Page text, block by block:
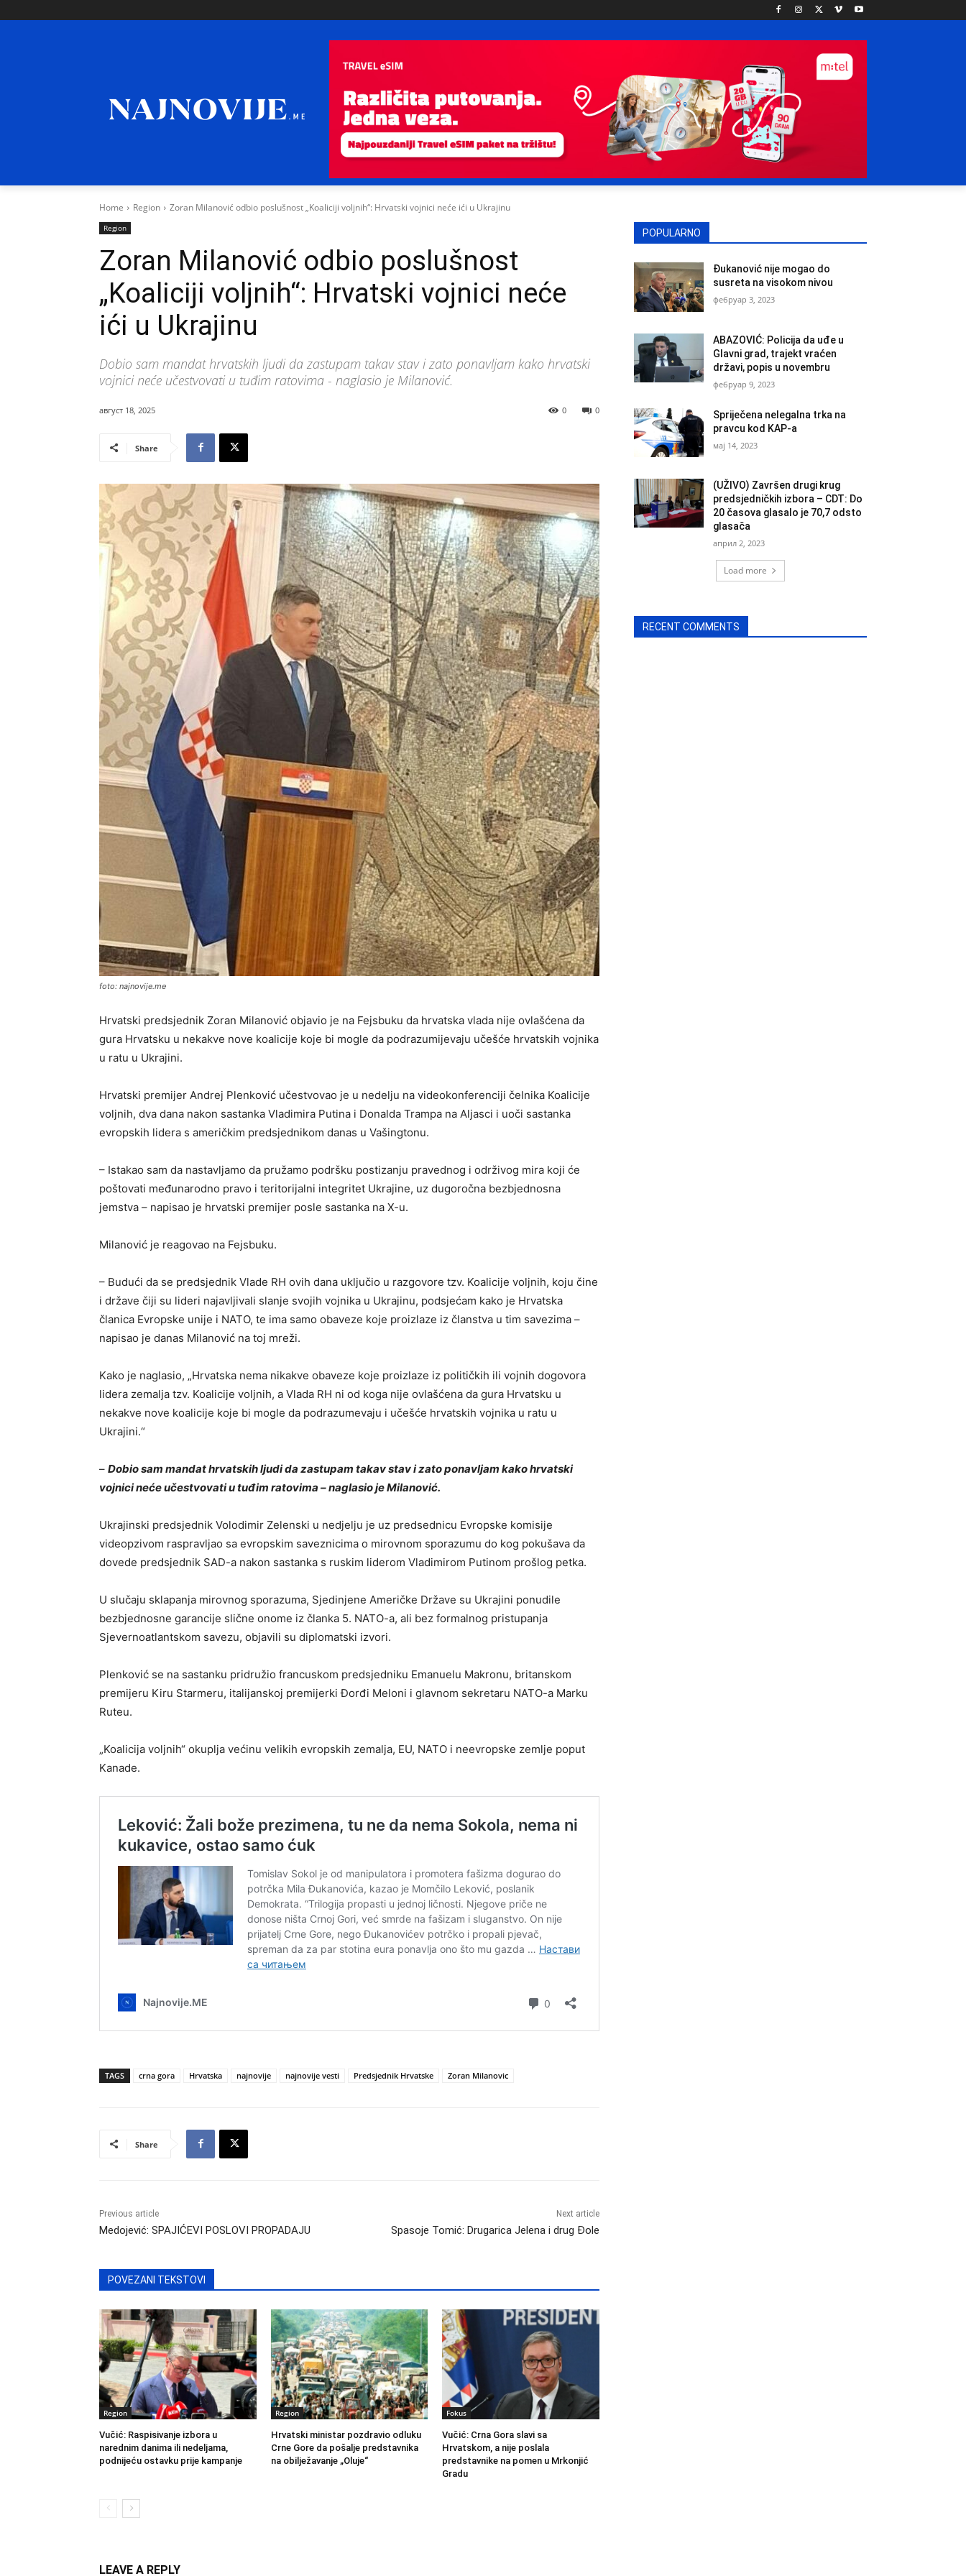
Home Region Zoran Milanović odbio poslušnost „Koaliciji voljnih“: Hrvatski vojnici neće ići u Ukrajinu
Region
Zoran Milanović odbio poslušnost
„Koaliciji voljnih“: Hrvatski vojnici neće
ići u Ukrajinu
Dobio sam mandat hrvatskih ljudi da zastupam takav stav i zato ponavljam kako hrvatski
vojnici neće učestvovati u tuđim ratovima - naglasio je Milanović.
август 18, 2025 0
0
Share
foto: najnovije.me
Hrvatski predsjednik Zoran Milanović objavio je na Fejsbuku da hrvatska vlada nije ovlašćena da
gura Hrvatsku u nekakve nove koalicije koje bi mogle da podrazumijevaju učešće hrvatskih vojnika
u ratu u Ukrajini.
Hrvatski premijer Andrej Plenković učestvovao je u nedelju na videokonferenciji čelnika Koalicije
voljnih, dva dana nakon sastanka Vladimira Putina i Donalda Trampa na Aljasci i uoči sastanka
evropskih lidera s američkim predsjednikom danas u Vašingtonu.
– Istakao sam da nastavljamo da pružamo podršku postizanju pravednog i održivog mira koji će
poštovati međunarodno pravo i teritorijalni integritet Ukrajine, uz dugoročna bezbjednosna
jemstva – napisao je hrvatski premijer posle sastanka na X-u.
Milanović je reagovao na Fejsbuku.
– Budući da se predsjednik Vlade RH ovih dana uključio u razgovore tzv. Koalicije voljnih, koju čine
i države čiji su lideri najavljivali slanje svojih vojnika u Ukrajinu, podsjećam kako je Hrvatska
članica Evropske unije i NATO, te ima samo obaveze koje proizlaze iz članstva u tim savezima –
napisao je danas Milanović na toj mreži.
Kako je naglasio, „Hrvatska nema nikakve obaveze koje proizlaze iz političkih ili vojnih dogovora
lidera zemalja tzv. Koalicije voljnih, a Vlada RH ni od koga nije ovlašćena da gura Hrvatsku u
nekakve nove koalicije koje bi mogle da podrazumevaju i učešće hrvatskih vojnika u ratu u
Ukrajini.“
– Dobio sam mandat hrvatskih ljudi da zastupam takav stav i zato ponavljam kako hrvatski
vojnici neće učestvovati u tuđim ratovima – naglasio je Milanović.
Ukrajinski predsjednik Volodimir Zelenski u nedjelju je uz predsednicu Evropske komisije
videopzivom raspravljao sa evropskim saveznicima o mirovnom sporazumu do kog pokušava da
dovede predsjednik SAD-a nakon sastanka s ruskim liderom Vladimirom Putinom prošlog petka.
U slučaju sklapanja mirovnog sporazuma, Sjedinjene Američke Države su Ukrajini ponudile
bezbjednosne garancije slične onome iz članka 5. NATO-a, ali bez formalnog pristupanja
Sjevernoatlantskom savezu, objavili su diplomatski izvori.
Plenković se na sastanku pridružio francuskom predsjedniku Emanuelu Makronu, britanskom
premijeru Kiru Starmeru, italijanskoj premijerki Đorđi Meloni i glavnom sekretaru NATO-a Marku
Ruteu.
„Koalicija voljnih“ okuplja većinu velikih evropskih zemalja, EU, NATO i neevropske zemlje poput
Kanade.
TAGS crna gora Hrvatska najnovije najnovije vesti Predsjednik Hrvatske Zoran Milanovic
Share
Previous article
Medojević: SPAJIĆEVI POSLOVI PROPADAJU
Next article
Spasoje Tomić: Drugarica Jelena i drug Đole
POVEZANI TEKSTOVI
Region
Vučić: Raspisivanje izbora u
narednim danima ili nedeljama,
podnijeću ostavku prije kampanje
Region
Hrvatski ministar pozdravio odluku
Crne Gore da pošalje predstavnika
na obilježavanje „Oluje“
Fokus
Vučić: Crna Gora slavi sa
Hrvatskom, a nije poslala
predstavnike na pomen u Mrkonjić
Gradu
LEAVE A REPLY
POPULARNO
Đukanović nije mogao do
susreta na visokom nivou
фебруар 3, 2023
ABAZOVIĆ: Policija da uđe u
Glavni grad, trajekt vraćen
državi, popis u novembru
фебруар 9, 2023
Spriječena nelegalna trka na
pravcu kod KAP-a
мај 14, 2023
(UŽIVO) Završen drugi krug
predsjedničkih izbora – CDT: Do
20 časova glasalo je 70,7 odsto
glasača
април 2, 2023
Load more
RECENT COMMENTS